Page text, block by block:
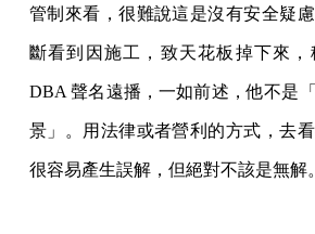
管制來看，很難說這是沒有安全疑
斷看到因施工，致天花板掉下來
DBA 聲名遠播，一如前述，他不是
景」。用法律或者營利的方式，去
很容易產生誤解，但絕對不該是無解。